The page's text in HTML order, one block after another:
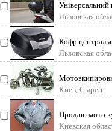
40 х
Львовская
Кофр
2
Львовская
американских и
Киев, Сырец
Продаю мото
пряжк
Киевская